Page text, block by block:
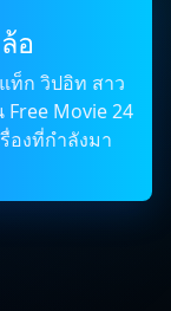
อ
ท็ก วิปอิท สาว
Free Movie 24
องที่กำลังมา